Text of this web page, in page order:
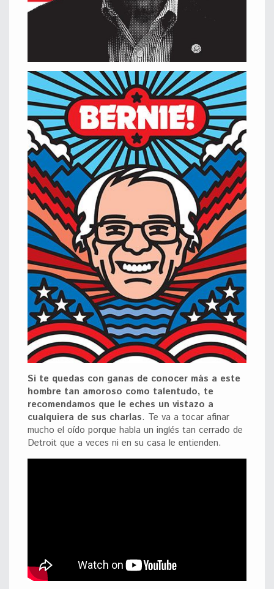
Si te quedas con ganas de conocer más a este
hombre tan amoroso como talentudo, te
recomendamos que le eches un vistazo a
cualquiera de sus charlas. Te va a tocar afinar
mucho el oído porque habla un inglés tan cerrado de
Detroit que a veces ni en su casa le entienden.